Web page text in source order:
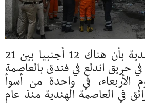
أفادت الشرطة الهندية بأن هناك 12 أجنبيا بين 21
حريق اندلع في ‌فندق بالعاصمة
الأربعاء، في واحدة من أسوأ
⁠في العاصمة الهندية منذ عام